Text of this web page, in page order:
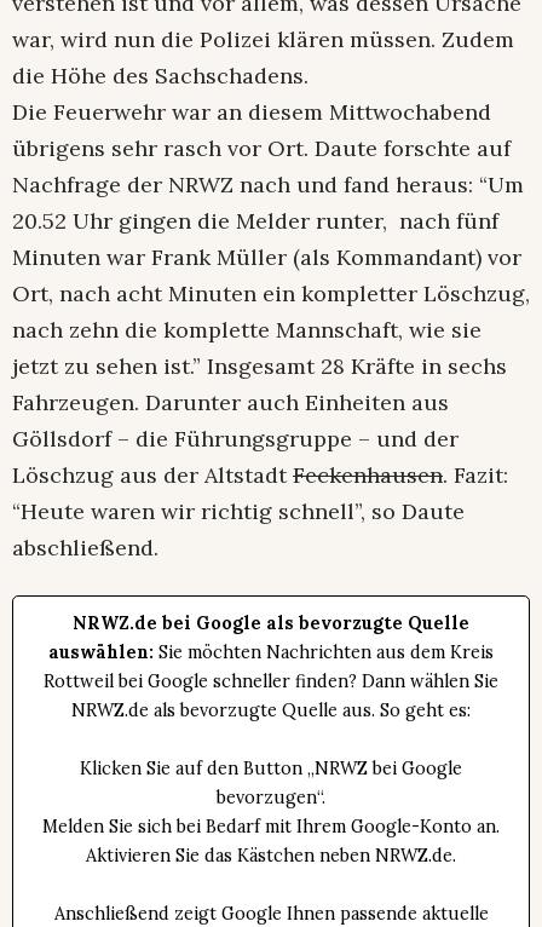
war, wird nun die Polizei klären müssen. Zudem
die Höhe des Sachschadens.
Die Feuerwehr war an diesem Mittwochabend
übrigens sehr rasch vor Ort. Daute forschte auf
Nachfrage der NRWZ nach und fand heraus: “Um
20.52 Uhr gingen die Melder runter, nach fünf
Minuten war Frank Müller (als Kommandant) vor
Ort, nach acht Minuten ein kompletter Löschzug,
nach zehn die komplette Mannschaft, wie sie
jetzt zu sehen ist.” Insgesamt 28 Kräfte in sechs
Fahrzeugen. Darunter auch Einheiten aus
Göllsdorf – die Führungsgruppe – und der
Löschzug aus der AltstadtFeckenhausen. Fazit:
“Heute waren wir richtig schnell”, so Daute
abschließend.
NRWZ.de bei Google als bevorzugte Quelle
auswählen: Sie möchten Nachrichten aus dem Kreis
Rottweil bei Google schneller finden? Dann wählen Sie
NRWZ.de als bevorzugte Quelle aus. So geht es:
Klicken Sie auf den Button „NRWZ bei Google
bevorzugen“.
Melden Sie sich bei Bedarf mit Ihrem Google-Konto an.
Aktivieren Sie das Kästchen neben NRWZ.de.
Anschließend zeigt Google Ihnen passende aktuelle